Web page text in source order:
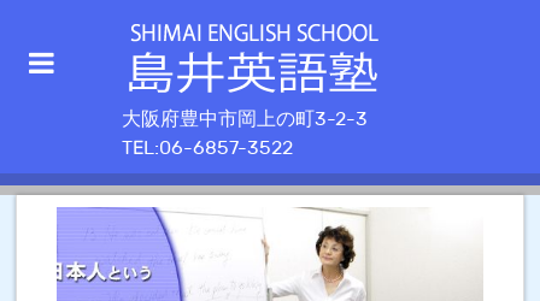
大阪府豊中市岡上の町3-2-3
TEL:06-6857-3522